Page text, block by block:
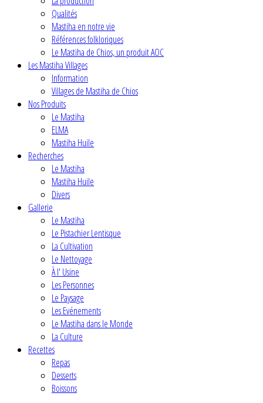
Qualités
Mastiha en notre vie
Références folkloriques
Le Mastiha de Chios, un produit AOC
Les Mastiha Villages
Information
Villages de Mastiha de Chios
Nos Produits
Le Mastiha
ELMA
Mastiha Huile
Recherches
Le Mastiha
Mastiha Huile
Divers
Gallerie
Le Mastiha
Le Pistachier Lentisque
La Cultivation
Le Nettoyage
À l' Usine
Les Personnes
Le Paysage
Les Evénements
Le Mastiha dans le Monde
La Culture
Recettes
Repas
Desserts
Boissons